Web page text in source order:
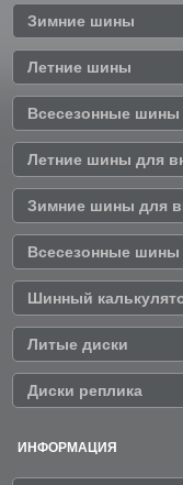
Зимние шины
Летние шины
Всесезонные шины
Летние шины для
Зимние шины для
Всесезонные
Шинный
Литые диски
Диски реплика
ИНФОРМАЦИЯ